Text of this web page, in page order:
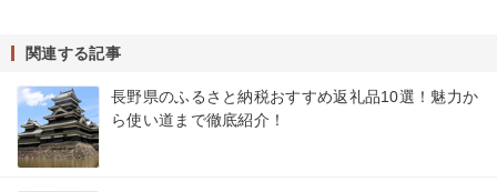
関連する記事
長野県のふるさと納税おすすめ返礼品10選！魅力か
ら使い道まで徹底紹介！